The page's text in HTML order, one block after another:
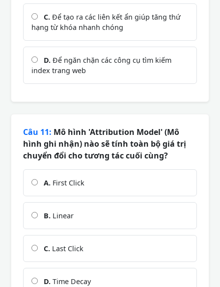
C. Để tạo ra các liên kết ẩn giúp tăng thứ
hạng từ khóa nhanh chóng
D. Để ngăn chặn các công cụ tìm kiếm
index trang web
Câu 11: Mô hình 'Attribution Model' (Mô
hình ghi nhận) nào sẽ tính toàn bộ giá trị
chuyển đổi cho tương tác cuối cùng?
A. First Click
B. Linear
C. Last Click
D. Time Decay